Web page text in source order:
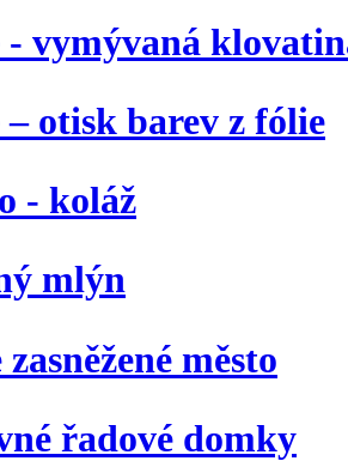
- vymývaná
otisk barev z fólie
- koláž
mlýn
město
řadové domky